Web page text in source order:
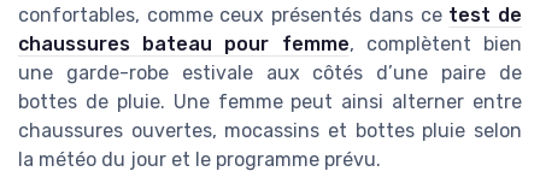
confortables, comme ceux présentés dans ce test de
chaussures bateau pour femme, complètent bien
une garde-robe estivale aux côtés d’une paire de
bottes de pluie. Une femme peut ainsi alterner entre
chaussures ouvertes, mocassins et bottes pluie selon
la météo du jour et le programme prévu.